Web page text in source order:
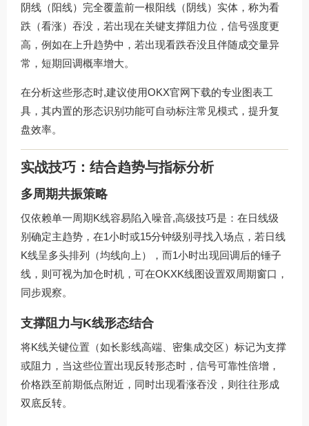
阴线（阳线）完全覆盖前一根阳线（阴线）实体，称为看
跌（看涨）吞没，若出现在关键支撑阻力位，信号强度更
高，例如在上升趋势中，若出现看跌吞没且伴随成交量异
常，短期回调概率增大。
在分析这些形态时,建议使用OKX官网下载的专业图表工
具，其内置的形态识别功能可自动标注常见模式，提升复
盘效率。
实战技巧：结合趋势与指标分析
多周期共振策略
仅依赖单一周期K线容易陷入噪音,高级技巧是：在日线级
别确定主趋势，在1小时或15分钟级别寻找入场点，若日线
K线呈多头排列（均线向上），而1小时出现回调后的锤子
线，则可视为加仓时机，可在OKXK线图设置双周期窗口，
同步观察。
支撑阻力与K线形态结合
将K线关键位置（如长影线高端、密集成交区）标记为支撑
或阻力，当这些位置出现反转形态时，信号可靠性倍增，
价格跌至前期低点附近，同时出现看涨吞没，则往往形成
双底反转。